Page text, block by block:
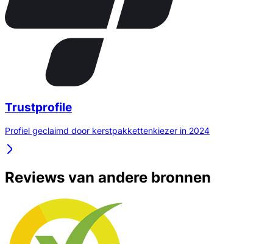
Trustprofile
Profiel geclaimd door kerstpakkettenkiezer in 2024
Reviews van andere bronnen